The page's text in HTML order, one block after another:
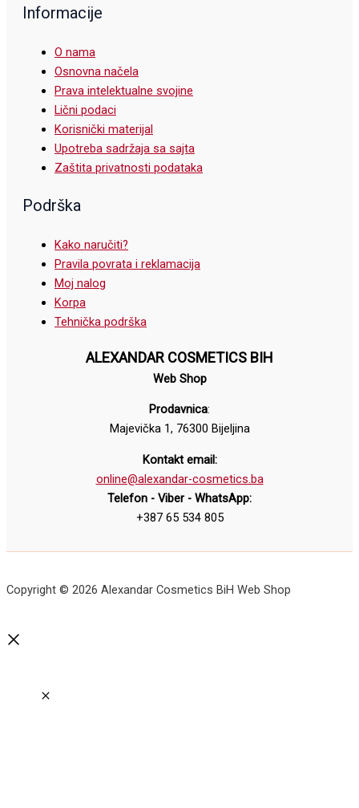
Informacije
O nama
Osnovna načela
Prava intelektualne svojine
Lični podaci
Korisnički materijal
Upotreba sadržaja sa sajta
Zaštita privatnosti podataka
Podrška
Kako naručiti?
Pravila povrata i reklamacija
Moj nalog
Korpa
Tehnička podrška
ALEXANDAR COSMETICS BIH
Web Shop
Prodavnica:
Majevička 1, 76300 Bijeljina
Kontakt email:
online@alexandar-cosmetics.ba
Telefon - Viber - WhatsApp:
+387 65 534 805
Copyright © 2026 Alexandar Cosmetics BiH Web Shop